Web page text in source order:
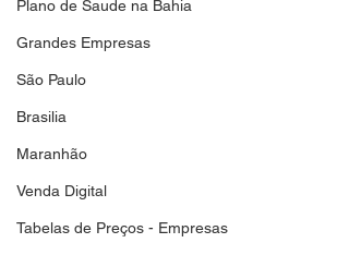
Plano de Saude na Bahia
Grandes Empresas
São Paulo
Brasilia
Maranhão
Venda Digital
Tabelas de Preços - Empresas